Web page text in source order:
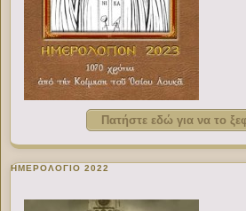
Πατήστε εδώ για να το
ΗΜΕΡΟΛΟΓΙΟ 2022